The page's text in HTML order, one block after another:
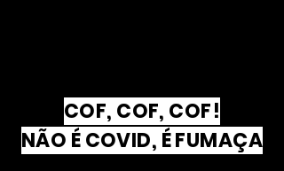
COF, COF, COF!
NÃO É COVID, É FUMAÇA